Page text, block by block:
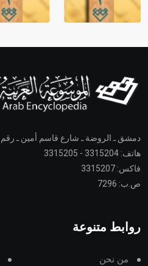
دمشق ـ الروضة ـ شارع قاسم أمين ـ رقم 39
هاتف: 3315204 - 3315205
فاكس: 3315207
ص.ب: 7296
روابط متنوعة
من نحن